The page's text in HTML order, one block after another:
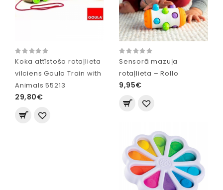
Koka attīstoša rotaļlieta
vilciens Goula Train with
Animals 55213
29,80€
Sensorā mazuļa
rotaļlieta – Rollo
9,95€